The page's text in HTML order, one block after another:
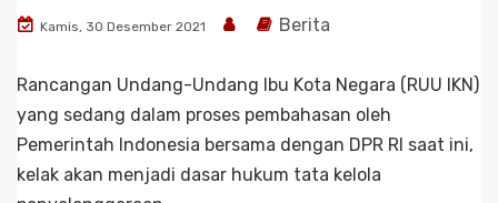
Kamis, 30 Desember 2021 Berita
Rancangan Undang-Undang Ibu Kota Negara (RUU IKN)
yang sedang dalam proses pembahasan oleh
Pemerintah Indonesia bersama dengan DPR RI saat ini,
kelak akan menjadi dasar hukum tata kelola